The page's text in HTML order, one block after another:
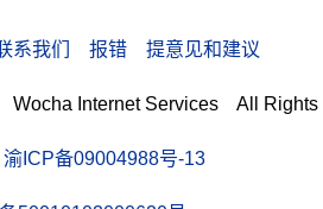
系我们 报错 提意见和建议
Internet Services All Rights
渝ICP备09004988号-13